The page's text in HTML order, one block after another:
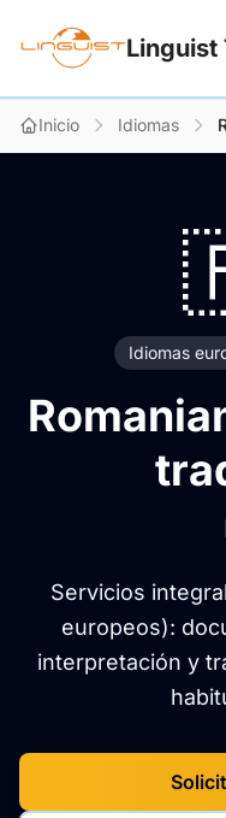
Linguist
Inicio Idiomas
Idiomas
Servicios
europeos):
interpretación y